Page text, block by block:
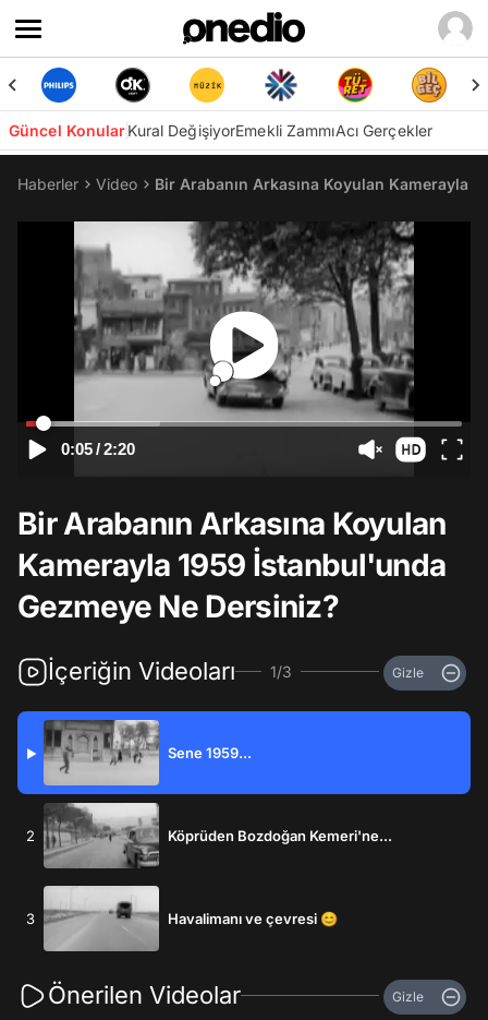
Güncel KonularKural DeğişiyorEmekli ZammıAcı Gerçekler
Haberler Video Bir Arabanın Arkasına Koyulan Kamerayla
0:05/2:20
Bir Arabanın Arkasına Koyulan
Kamerayla 1959 İstanbul'unda
Gezmeye Ne Dersiniz?
İçeriğin Videoları 1/3 Gizle
▶ Sene 1959...
2 Köprüden Bozdoğan Kemeri'ne...
3 Havalimanı ve çevresi 😊
Önerilen Videolar Gizle